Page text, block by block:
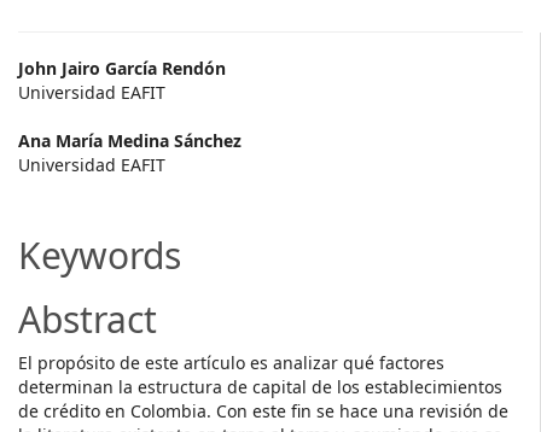
Main
Article
Content
John Jairo García Rendón
Universidad EAFIT
Ana María Medina Sánchez
Universidad EAFIT
Keywords
Abstract
El propósito de este artículo es analizar qué factores
determinan la estructura de capital de los establecimientos
de crédito en Colombia. Con este fin se hace una revisión de